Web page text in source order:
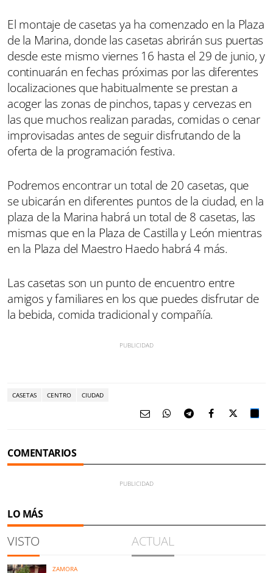
El montaje de casetas ya ha comenzado en la Plaza
de la Marina, donde las casetas abrirán sus puertas
desde este mismo viernes 16 hasta el 29 de junio, y
continuarán en fechas próximas por las diferentes
localizaciones que habitualmente se prestan a
acoger las zonas de pinchos, tapas y cervezas en
las que muchos realizan paradas, comidas o cenar
improvisadas antes de seguir disfrutando de la
oferta de la programación festiva.
Podremos encontrar un total de 20 casetas, que
se ubicarán en diferentes puntos de la ciudad, en la
plaza de la Marina habrá un total de 8 casetas, las
mismas que en la Plaza de Castilla y León mientras
en la Plaza del Maestro Haedo habrá 4 más.
Las casetas son un punto de encuentro entre
amigos y familiares en los que puedes disfrutar de
la bebida, comida tradicional y compañía.
CASETAS CENTRO CIUDAD
COMENTARIOS
LO MÁS
VISTO ACTUAL
ZAMORA